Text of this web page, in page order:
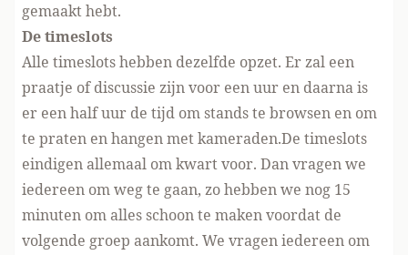
gemaakt hebt.
De timeslots
Alle timeslots hebben dezelfde opzet. Er zal een
praatje of discussie zijn voor een uur en daarna is
er een half uur de tijd om stands te browsen en om
te praten en hangen met kameraden.De timeslots
eindigen allemaal om kwart voor. Dan vragen we
iedereen om weg te gaan, zo hebben we nog 15
minuten om alles schoon te maken voordat de
volgende groep aankomt. We vragen iedereen om